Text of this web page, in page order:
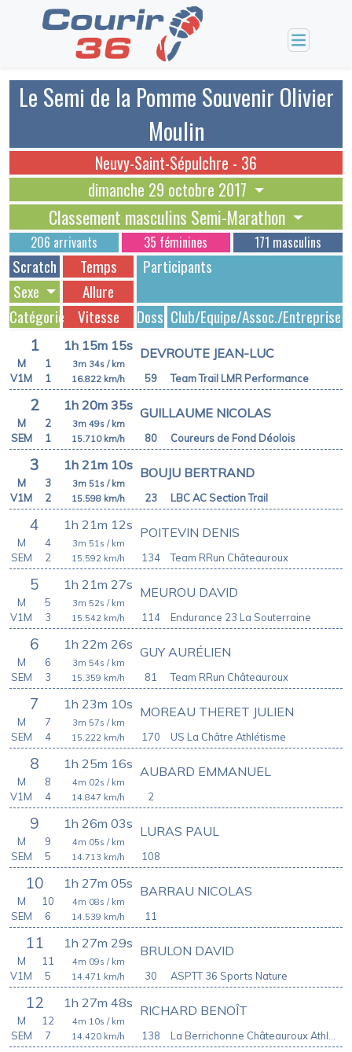
Le Semi de la Pomme Souvenir Olivier
Moulin
dimanche 29 octobre 2017
Neuvy-Saint-Sépulchre - 36
Classement masculins Semi-Marathon
206 arrivants 35 féminines 171 masculins
Scratch Temps
Dossards
Participants
Allure
Vitesse
Sexe
Catégorie
Club/Equipe/Assoc./Entreprise
1 1h 15m 15s
59
DEVROUTE JEAN-LUC
3m 34s / km
16.822 km/h
M
1
V1M
1 Team Trail LMR Performance
2 1h 20m 35s
80
GUILLAUME NICOLAS
3m 49s / km
15.710 km/h
M
2
SEM
1 Coureurs de Fond Déolois
3 1h 21m 10s
23
BOUJU BERTRAND
3m 51s / km
15.598 km/h
M
3
V1M
2 LBC AC Section Trail
4 1h 21m 12s
134
POITEVIN DENIS
3m 51s / km
15.592 km/h
M
4
SEM
2 Team RRun Châteauroux
5 1h 21m 27s
114
MEUROU DAVID
3m 52s / km
15.542 km/h
M
5
V1M
3 Endurance 23 La Souterraine
6 1h 22m 26s
81
GUY AURÉLIEN
3m 54s / km
15.359 km/h
M
6
SEM
3 Team RRun Châteauroux
7 1h 23m 10s
170
MOREAU THERET JULIEN
3m 57s / km
15.222 km/h
M
7
SEM
4 US La Châtre Athlétisme
8 1h 25m 16s
2
AUBARD EMMANUEL
4m 02s / km
14.847 km/h
M
8
V1M
4
9 1h 26m 03s
108
LURAS PAUL
4m 05s / km
14.713 km/h
M
9
SEM
5
10 1h 27m 05s
11
BARRAU NICOLAS
4m 08s / km
14.539 km/h
M
10
SEM
6
11 1h 27m 29s
30
BRULON DAVID
4m 09s / km
14.471 km/h
M
11
V1M
5 ASPTT 36 Sports Nature
12 1h 27m 48s
138
RICHARD BENOÎT
4m 10s / km
14.420 km/h
M
12
SEM
7